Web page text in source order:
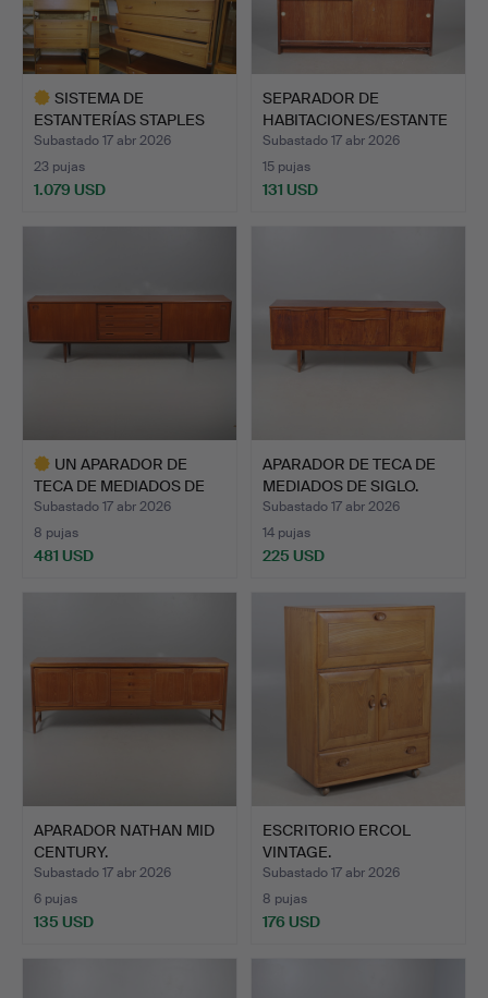
SISTEMA DE
ESTANTERÍAS STAPLES
LADDERAX DE…
Subastado 17 abr 2026
23 pujas
1.079 USD
SEPARADOR DE
HABITACIONES/ESTANTE
RÍA DE ME…
Subastado 17 abr 2026
15 pujas
131 USD
UN APARADOR DE
TECA DE MEDIADOS DE
SIGLO A…
Subastado 17 abr 2026
8 pujas
481 USD
APARADOR DE TECA DE
MEDIADOS DE SIGLO.
Subastado 17 abr 2026
14 pujas
225 USD
APARADOR NATHAN MID
CENTURY.
Subastado 17 abr 2026
6 pujas
135 USD
ESCRITORIO ERCOL
VINTAGE.
Subastado 17 abr 2026
8 pujas
176 USD